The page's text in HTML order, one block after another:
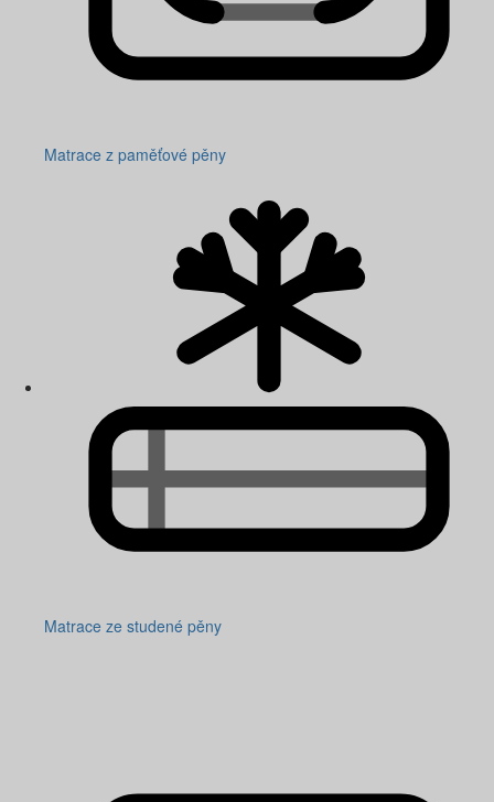
Matrace z paměťové pěny
Matrace ze studené pěny